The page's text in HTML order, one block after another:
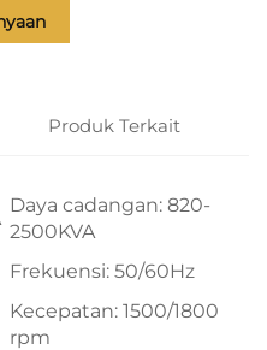
Produk Terkait
Daya cadangan: 820-
2500KVA
Frekuensi: 50/60Hz
Kecepatan: 1500/1800
rpm